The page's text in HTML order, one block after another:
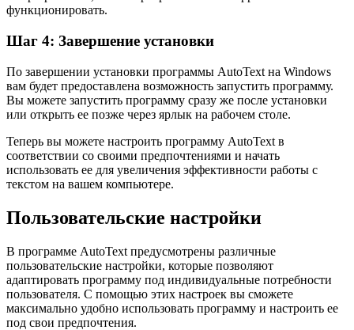
функционировать.
Шаг 4: Завершение установки
По завершении установки программы AutoText на Windows
вам будет предоставлена возможность запустить программу.
Вы можете запустить программу сразу же после установки
или открыть ее позже через ярлык на рабочем столе.
Теперь вы можете настроить программу AutoText в
соответствии со своими предпочтениями и начать
использовать ее для увеличения эффективности работы с
текстом на вашем компьютере.
Пользовательские настройки
В программе AutoText предусмотрены различные
пользовательские настройки, которые позволяют
адаптировать программу под индивидуальные потребности
пользователя. С помощью этих настроек вы сможете
максимально удобно использовать программу и настроить ее
под свои предпочтения.